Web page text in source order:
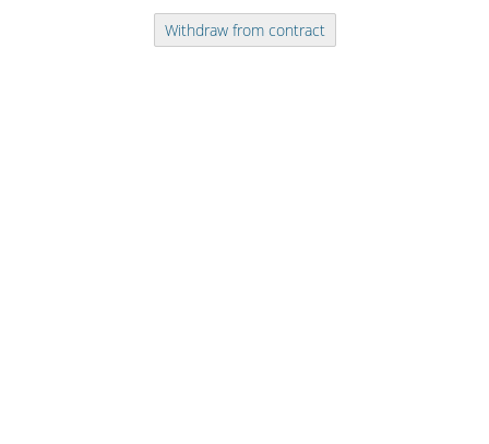
Withdraw from contract